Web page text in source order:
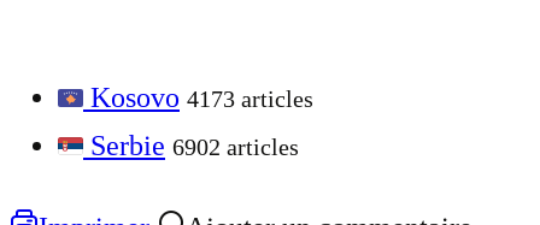
Kosovo 4173 articles
Serbie 6902 articles